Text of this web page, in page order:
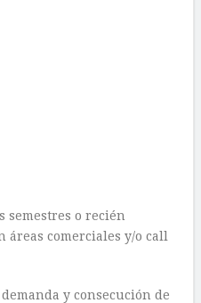
o recién
áreas comerciales y/o call
y consecución de